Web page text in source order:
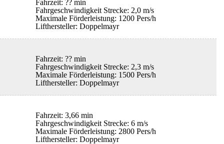
Fahrzeit: ?? min
Fahrgeschwindigkeit Strecke: 2,0 m/s
Maximale Förderleistung: 1200 Pers/h
Lifthersteller: Doppelmayr
Fahrzeit: ?? min
Fahrgeschwindigkeit Strecke: 2,3 m/s
Maximale Förderleistung: 1500 Pers/h
Lifthersteller: Doppelmayr
Fahrzeit: 3,66 min
Fahrgeschwindigkeit Strecke: 6 m/s
Maximale Förderleistung: 2800 Pers/h
Lifthersteller: Doppelmayr